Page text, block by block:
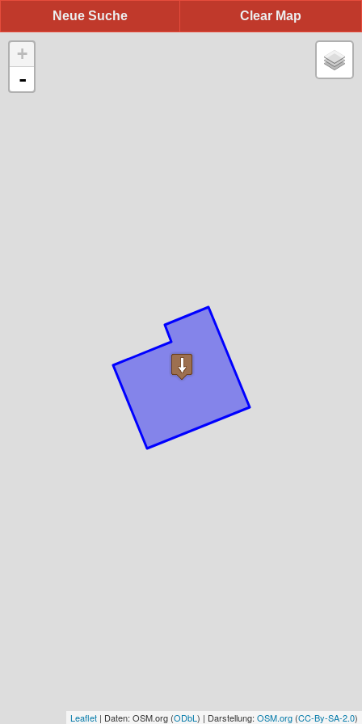
Clear Map
Neue Suche
+
-
Leaflet | Daten: OSM.org (ODbL ) | Darstellung: OSM.org (CC-By-SA-2.0)